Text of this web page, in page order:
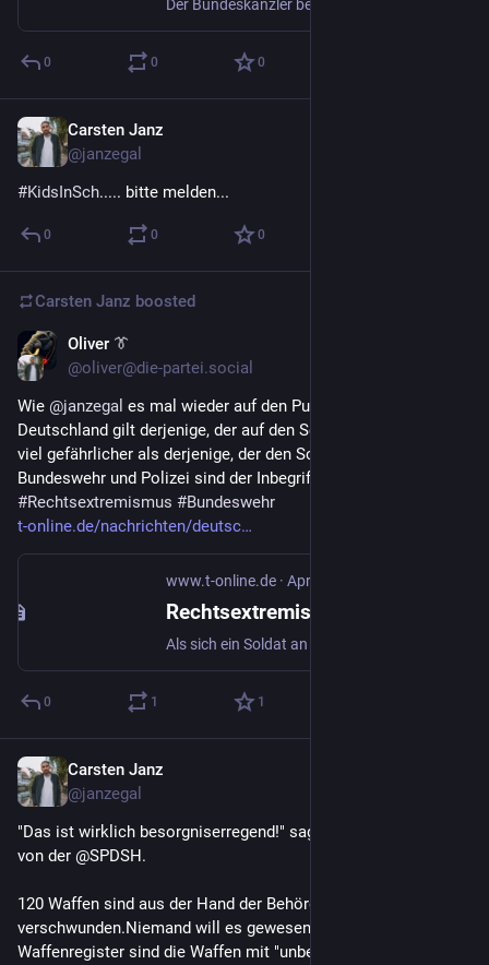
0 0 0
Carsten Janz
@janzegal
#KidsInSch..... bitte melden...
0 0 0
Carsten Janz boosted
Oliver 👔
@oliver@die-partei.social
Wie @janzegal es mal wieder auf den Punkt bringt: In
Deutschland gilt derjenige, der auf den Schmutz hinweist, für
viel gefährlicher als derjenige, der den Schmutz macht.
Bundeswehr und Polizei sind der Inbegriff dieser Mentalität.
#Rechtsextremismus #Bundeswehr
t-online.de/nachrichten/deutsc
www.t-online.de · Apr 9, 2023
0 1 1
Carsten Janz
@janzegal
"Das ist wirklich besorgniserregend!" sagt @niclasduerbrook
von der @SPDSH.
120 Waffen sind aus der Hand der Behörden
verschwunden.Niemand will es gewesen sein. Im Nationalen
Waffenregister sind die Waffen mit "unbekannten Verbleib"